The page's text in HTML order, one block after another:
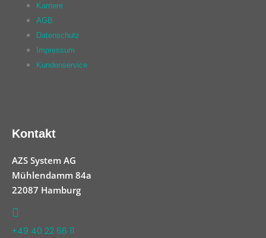
Karriere
AGB
Datenschutz
Impressum
Kundenservice
Kontakt
AZS System AG
Mühlendamm 84a
22087 Hamburg
+49 40 22 66 11